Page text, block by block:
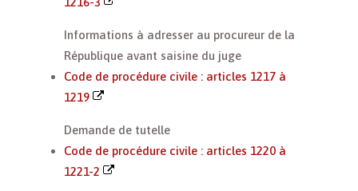
Informations à adresser au procureur de la
République avant saisine du juge
Code de procédure civile : articles 1217 à
1219
Demande de tutelle
Code de procédure civile : articles 1220 à
1221-2